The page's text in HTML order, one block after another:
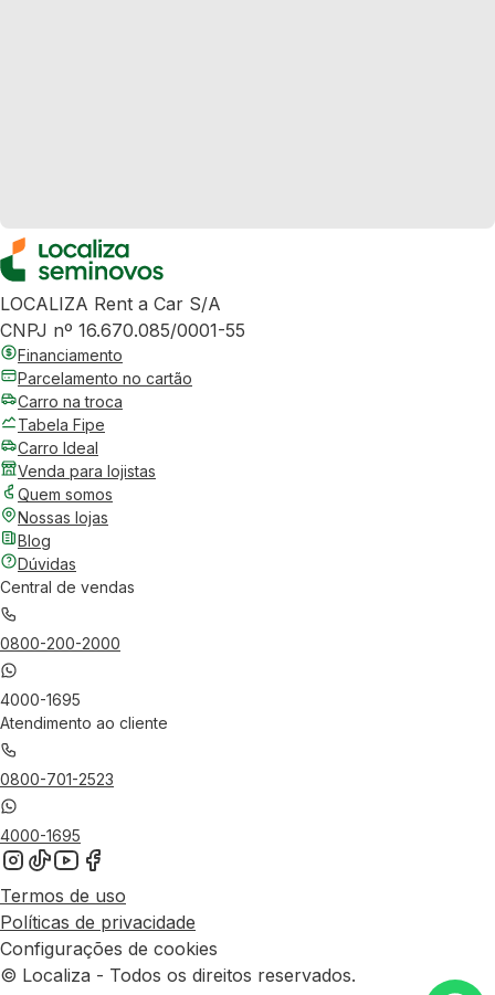
LOCALIZA Rent a Car S/A
CNPJ nº 16.670.085/0001-55
Financiamento
Parcelamento no cartão
Carro na troca
Tabela Fipe
Carro Ideal
Venda para lojistas
Quem somos
Nossas lojas
Blog
Dúvidas
Central de vendas
0800-200-2000
4000-1695
Atendimento ao cliente
0800-701-2523
4000-1695
Termos de uso
Políticas de privacidade
Configurações de cookies
© Localiza - Todos os direitos reservados.